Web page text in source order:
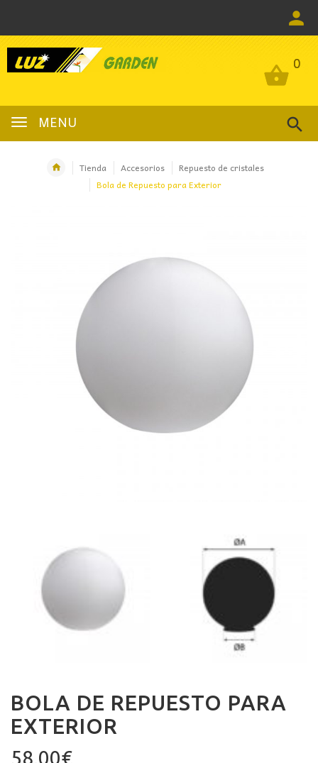
0
MENU
0
Tienda Accesorios
Repuesto de cristales
Bola de Repuesto para Exterior
BOLA DE REPUESTO PARA
EXTERIOR
58,00€